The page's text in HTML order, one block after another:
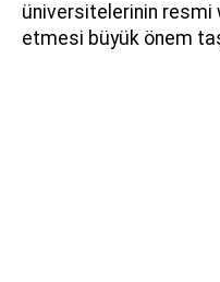
üniversitelerinin resmi
etmesi büyük önem